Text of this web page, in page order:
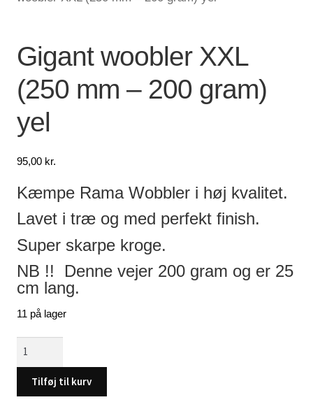
Min Konto
Glemt adgangskode
Gigant woobler XXL
(250 mm – 200 gram)
yel
95,00 kr.
Kæmpe Rama Wobbler i høj kvalitet.
Lavet i træ og med perfekt finish.
Super skarpe kroge.
NB !! Denne vejer 200 gram og er 25
cm lang.
11 på lager
XXL
(250
Tilføj til kurv